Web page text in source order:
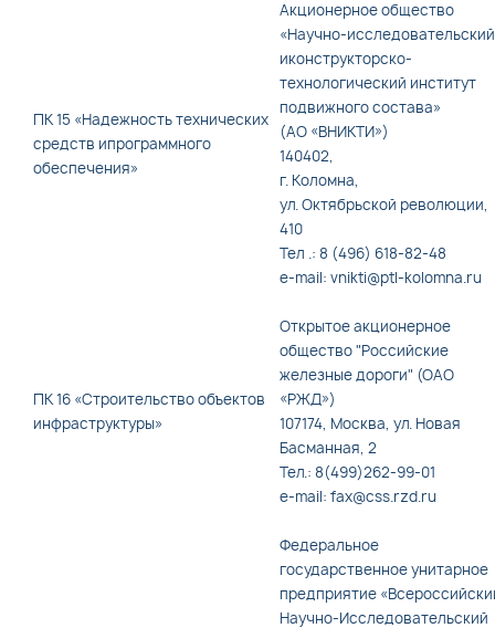
ПК 15 «Надежность технических
средств ипрограммного
обеспечения»
Акционерное общество
«Научно-исследовательский
иконструкторско-
технологический институт
подвижного состава»
(АО «ВНИКТИ»)
140402,
г. Коломна,
ул. Октябрьской революции,
410
Тел .: 8 (496) 618-82-48
e-mail: vnikti@ptl-kolomna.ru
ПК 16 «Строительство объектов
инфраструктуры»
Открытое акционерное
общество "Российские
железные дороги" (ОАО
«РЖД»)
107174, Москва, ул. Новая
Басманная, 2
Тел.: 8(499)262-99-01
e-mail: fax@css.rzd.ru
Федеральное
государственное унитарное
предприятие
Научно-Исследовательский